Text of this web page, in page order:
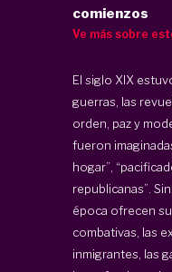
comienzos
Ve más sobre
El siglo XIX
guerras, las
orden, paz y
fueron
hogar”,
republicanas”.
época ofrecen
combativas, las
inmigrantes, las